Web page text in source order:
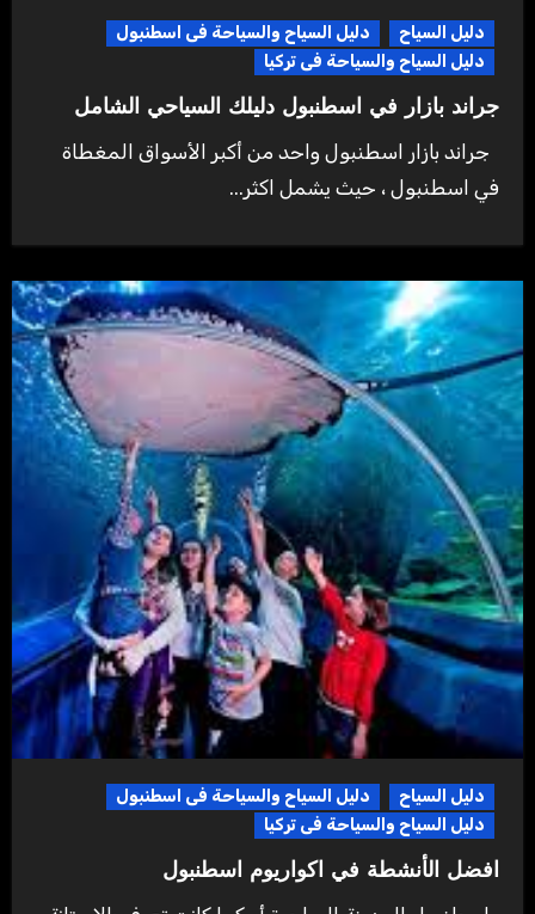
دليل السياح
دليل السياح والسياحة فى اسطنبول
دليل السياح والسياحة فى تركيا
جراند بازار في اسطنبول دليلك السياحي الشامل
جراند بازار اسطنبول واحد من أكبر الأسواق المغطاة
في اسطنبول ، حيث يشمل اكثر...
دليل السياح
دليل السياح والسياحة فى اسطنبول
دليل السياح والسياحة فى تركيا
افضل الأنشطة في اكواريوم اسطنبول